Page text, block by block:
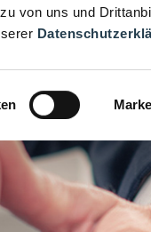
von uns und